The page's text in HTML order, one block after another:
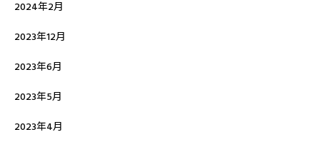
2024年2月
2023年12月
2023年6月
2023年5月
2023年4月